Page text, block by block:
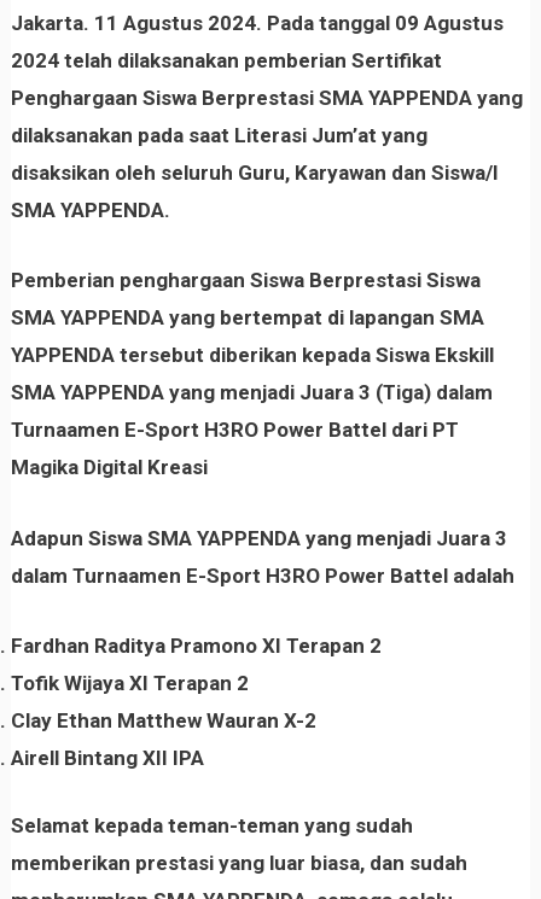
Jakarta. 11 Agustus 2024. Pada tanggal 09 Agustus
2024 telah dilaksanakan pemberian Sertifikat
Penghargaan Siswa Berprestasi SMA YAPPENDA yang
dilaksanakan pada saat Literasi Jum’at yang
disaksikan oleh seluruh Guru, Karyawan dan Siswa/I
SMA YAPPENDA.
Pemberian penghargaan Siswa Berprestasi Siswa
SMA YAPPENDA yang bertempat di lapangan SMA
YAPPENDA tersebut diberikan kepada Siswa Ekskill
SMA YAPPENDA yang menjadi Juara 3 (Tiga) dalam
Turnaamen E-Sport H3RO Power Battel dari PT
Magika Digital Kreasi
Adapun Siswa SMA YAPPENDA yang menjadi Juara 3
dalam Turnaamen E-Sport H3RO Power Battel adalah
Fardhan Raditya Pramono XI Terapan 2
Tofik Wijaya XI Terapan 2
Clay Ethan Matthew Wauran X-2
Airell Bintang XII IPA
Selamat kepada teman-teman yang sudah
memberikan prestasi yang luar biasa, dan sudah